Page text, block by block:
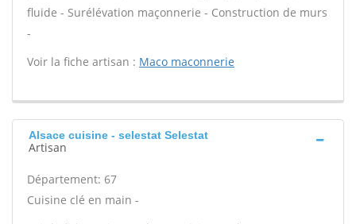
fluide - Surélévation maçonnerie - Construction de murs
-
Voir la fiche artisan : Maco maconnerie
Alsace cuisine - selestat Selestat
Artisan
Département: 67
Cuisine clé en main -